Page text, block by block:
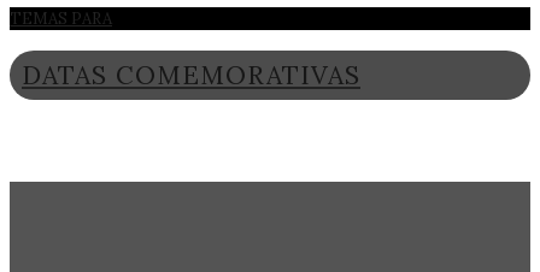
TEMAS PARA
DATAS COMEMORATIVAS